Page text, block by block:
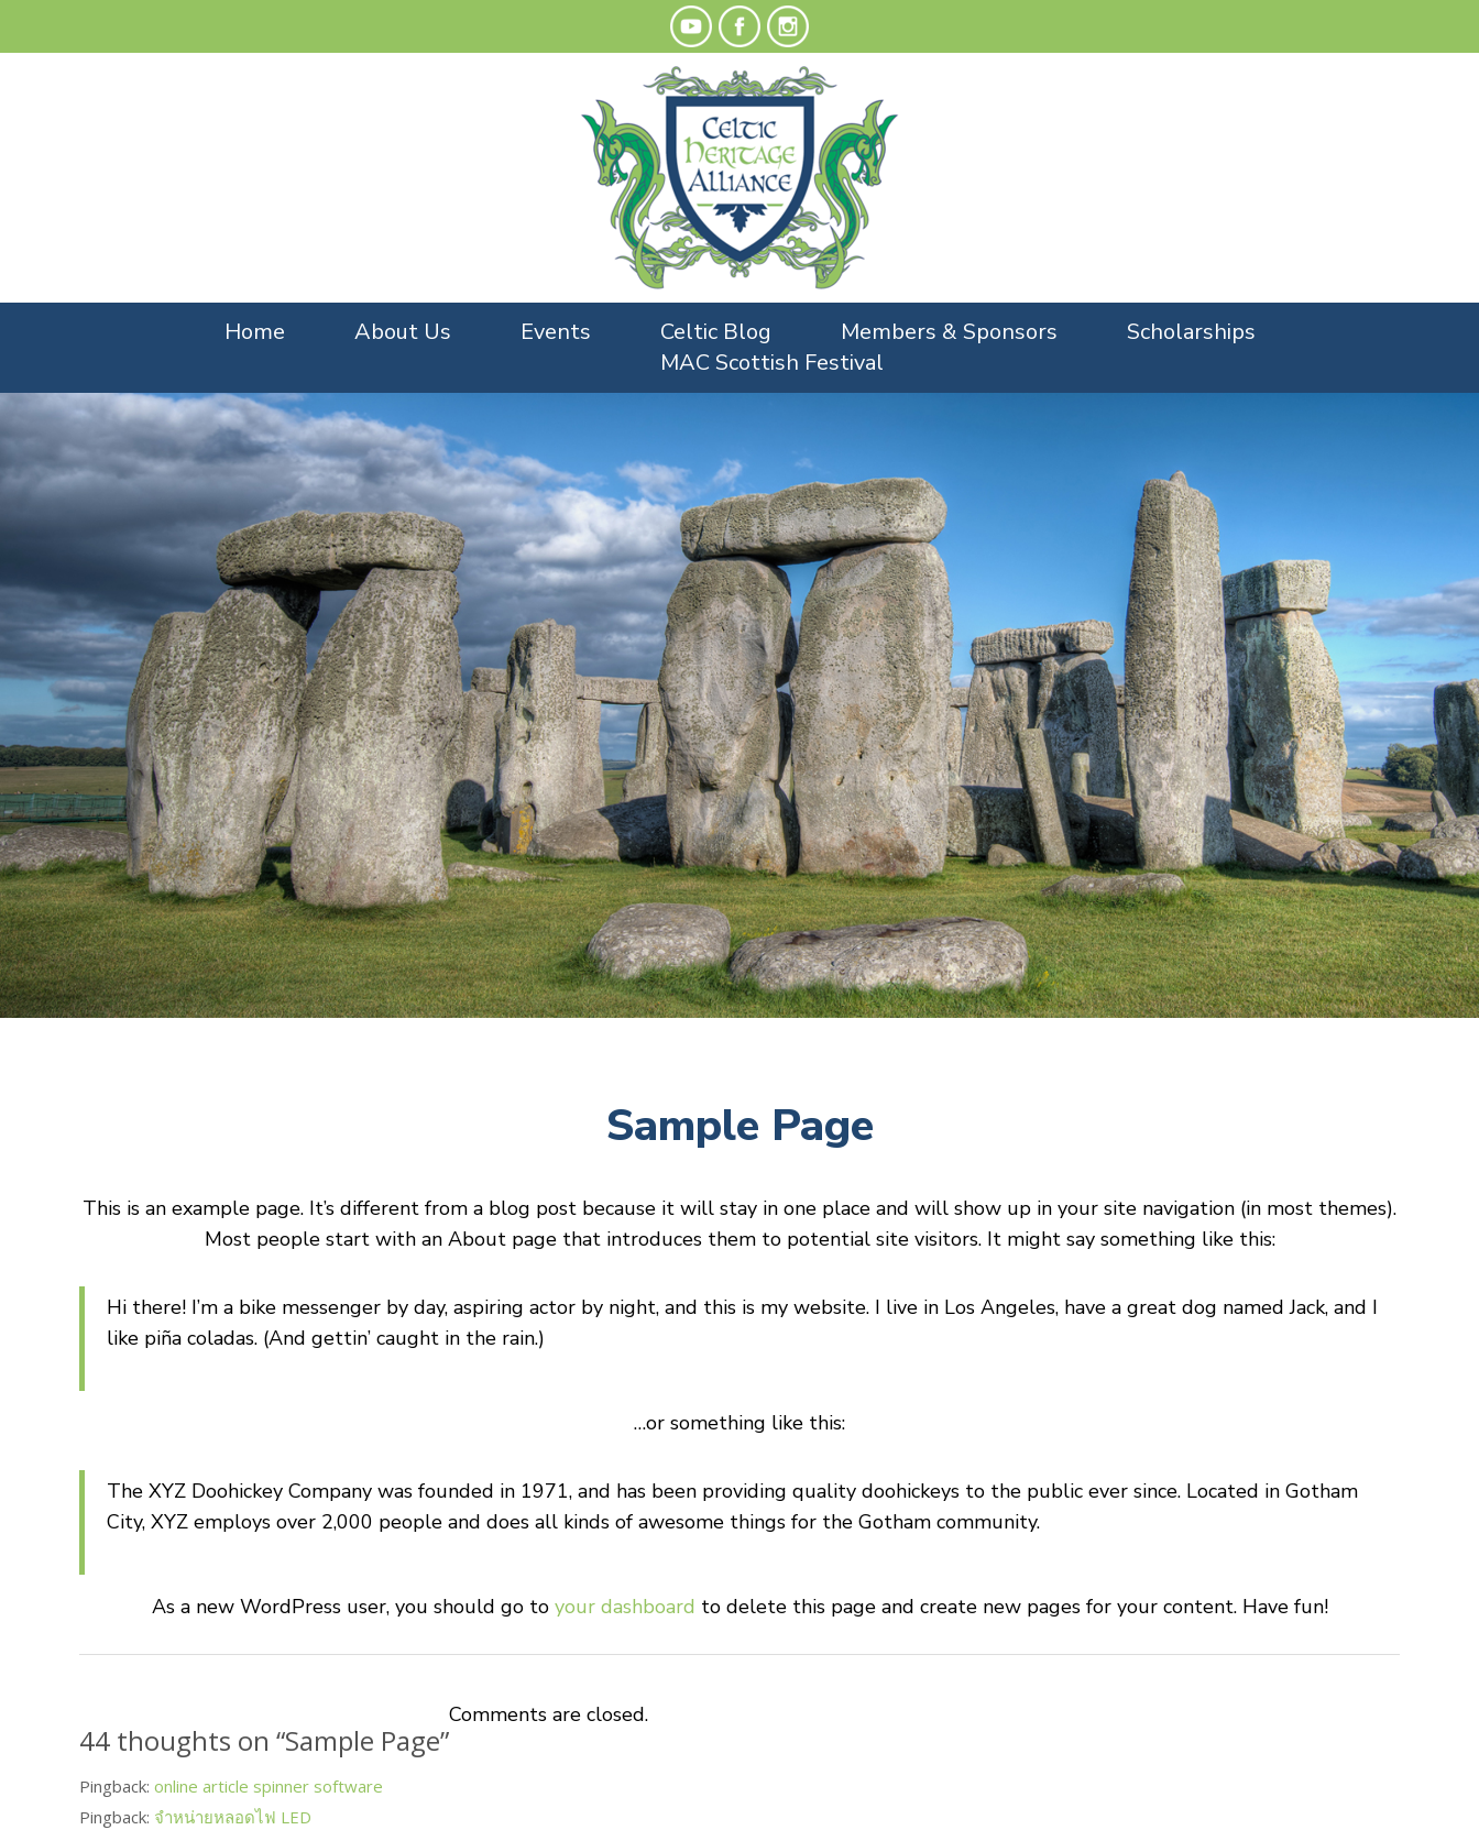
Home About Us Events Celtic Blog Members & Sponsors
Scholarships
MAC Scottish Festival
Sample Page
This is an example page. It’s different from a blog post because it will stay in one place and will show up in your site navigation (in most themes).
Most people start with an About page that introduces them to potential site visitors. It might say something like this:
Hi there! I’m a bike messenger by day, aspiring actor by night, and this is my website. I live in Los Angeles, have a great dog named Jack, and I
like piña coladas. (And gettin’ caught in the rain.)
…or something like this:
The XYZ Doohickey Company was founded in 1971, and has been providing quality doohickeys to the public ever since. Located in Gotham
City, XYZ employs over 2,000 people and does all kinds of awesome things for the Gotham community.
As a new WordPress user, you should go to your dashboard to delete this page and create new pages for your content. Have fun!
44 thoughts on “Sample Page”
Pingback: online article spinner software
Pingback: จำหน่ายหลอดไฟ LED
Comments are closed.